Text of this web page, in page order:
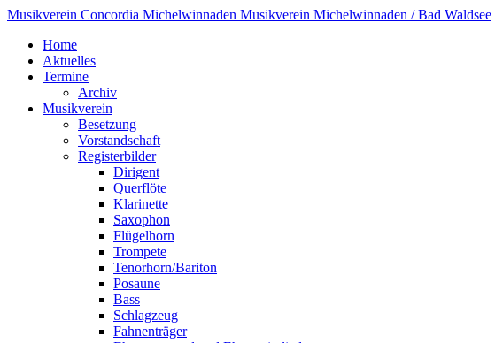
Musikverein Concordia Michelwinnaden Musikverein Michelwinnaden / Bad Waldsee
Home
Aktuelles
Termine
Archiv
Musikverein
Besetzung
Vorstandschaft
Registerbilder
Dirigent
Querflöte
Klarinette
Saxophon
Flügelhorn
Trompete
Tenorhorn/Bariton
Posaune
Bass
Schlagzeug
Fahnenträger